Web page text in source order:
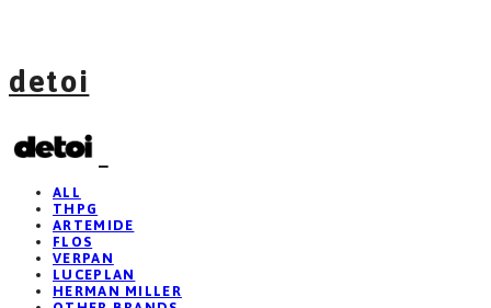
detoi
ALL
THPG
ARTEMIDE
FLOS
VERPAN
LUCEPLAN
HERMAN MILLER